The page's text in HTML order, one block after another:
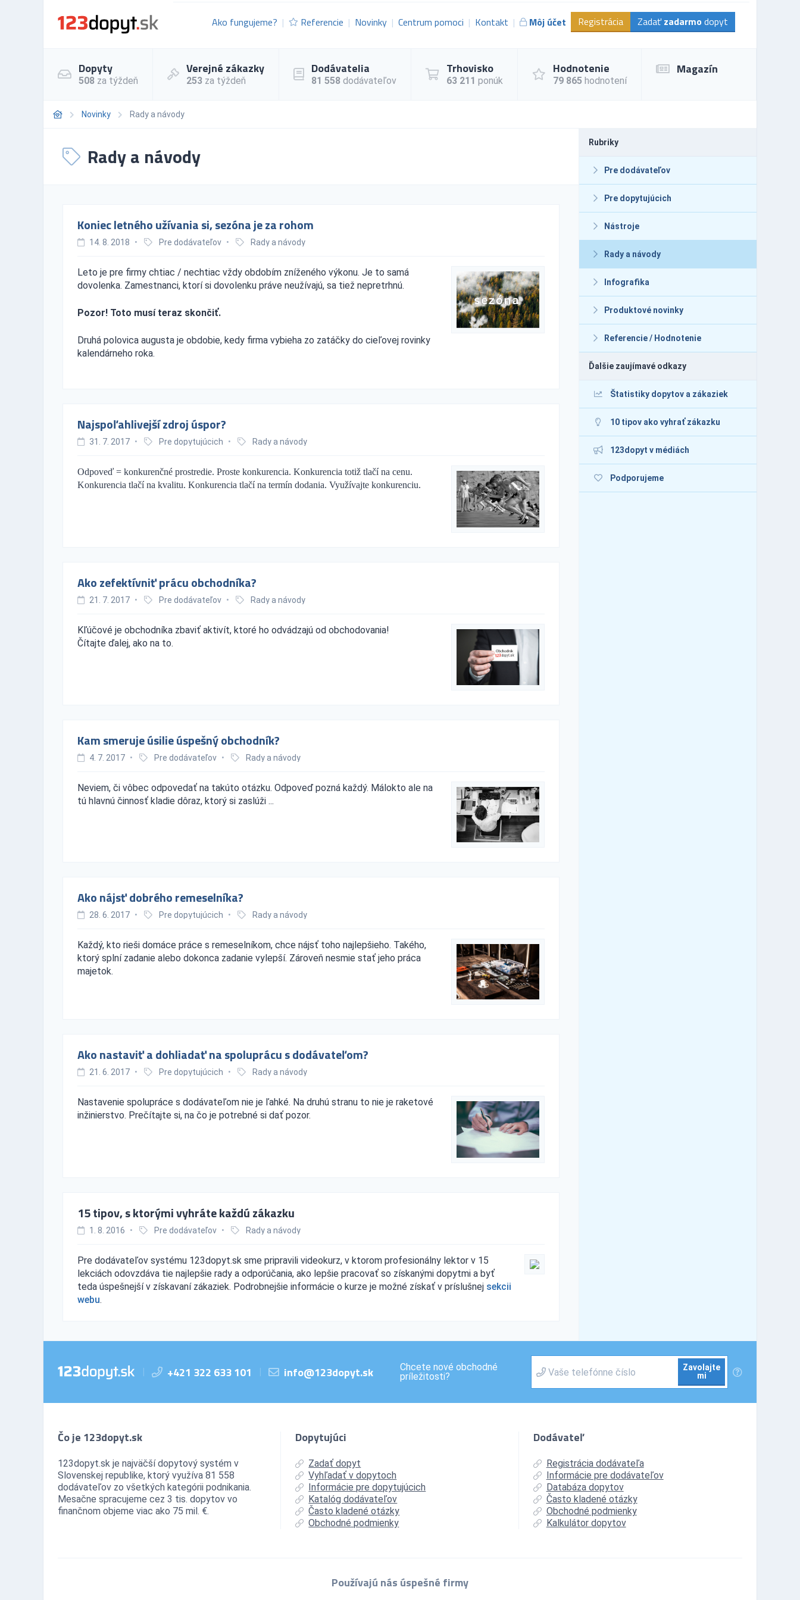
Ako fungujeme? Referencie Novinky Centrum pomoci Kontakt Môj účet Registrácia Zadať zadarmo dopyt
Dopyty
508 za týždeň
Verejné zákazky
253 za týždeň
Dodávatelia
81 558 dodávateľov
Trhovisko
63 211 ponúk
Hodnotenie
79 865 hodnotení
Magazín
Novinky Rady a návody
Rubriky
Pre dodávateľov
Pre dopytujúcich
Nástroje
Rady a návody
Infografika
Produktové novinky
Referencie / Hodnotenie
Ďalšie zaujímavé odkazy
Štatistiky dopytov a zákaziek
10 tipov ako vyhrať zákazku
123dopyt v médiách
Podporujeme
Rady a návody
Koniec letného užívania si, sezóna je za rohom
14. 8. 2018 • Pre dodávateľov • Rady a návody
Leto je pre firmy chtiac / nechtiac vždy obdobím zníženého výkonu. Je to samá
dovolenka. Zamestnanci, ktorí si dovolenku práve neužívajú, sa tiež nepretrhnú.
Pozor! Toto musí teraz skončiť.
Druhá polovica augusta je obdobie, kedy firma vybieha zo zatáčky do cieľovej rovinky
kalendárneho roka.
Najspoľahlivejší zdroj úspor?
31. 7. 2017 • Pre dopytujúcich • Rady a návody
Odpoveď = konkurenčné prostredie. Proste konkurencia. Konkurencia totiž tlačí na cenu.
Konkurencia tlačí na kvalitu. Konkurencia tlačí na termín dodania. Využívajte konkurenciu.
Ako zefektívniť prácu obchodníka?
21. 7. 2017 • Pre dodávateľov • Rady a návody
Kľúčové je obchodníka zbaviť aktivít, ktoré ho odvádzajú od obchodovania!
Čítajte ďalej, ako na to.
Kam smeruje úsilie úspešný obchodník?
4. 7. 2017 • Pre dodávateľov • Rady a návody
Neviem, či vôbec odpovedať na takúto otázku. Odpoveď pozná každý. Málokto ale na
tú hlavnú činnosť kladie dôraz, ktorý si zaslúži ...
Ako nájsť dobrého remeselníka?
28. 6. 2017 • Pre dopytujúcich • Rady a návody
Každý, kto rieši domáce práce s remeselníkom, chce nájsť toho najlepšieho. Takého,
ktorý splní zadanie alebo dokonca zadanie vylepší. Zároveň nesmie stať jeho práca
majetok.
Ako nastaviť a dohliadať na spoluprácu s dodávateľom?
21. 6. 2017 • Pre dopytujúcich • Rady a návody
Nastavenie spolupráce s dodávateľom nie je ľahké. Na druhú stranu to nie je raketové
inžinierstvo. Prečítajte si, na čo je potrebné si dať pozor.
15 tipov, s ktorými vyhráte každú zákazku
1. 8. 2016 • Pre dodávateľov • Rady a návody
Pre dodávateľov systému 123dopyt.sk sme pripravili videokurz, v ktorom profesionálny lektor v 15
lekciách odovzdáva tie najlepšie rady a odporúčania, ako lepšie pracovať so získanými dopytmi a byť
teda úspešnejší v získavaní zákaziek. Podrobnejšie informácie o kurze je možné získať v príslušnej sekcii
webu.
| +421 322 633 101 | info@123dopyt.sk
Chcete nové obchodné
príležitosti?
Zavolajte
mi
Čo je 123dopyt.sk
123dopyt.sk je najväčší dopytový systém v
Slovenskej republike, ktorý využíva 81 558
dodávateľov zo všetkých kategórii podnikania.
Mesačne spracujeme cez 3 tis. dopytov vo
finančnom objeme viac ako 75 mil. €.
Dopytujúci
Zadať dopyt
Vyhľadať v dopytoch
Informácie pre dopytujúcich
Katalóg dodávateľov
Často kladené otázky
Obchodné podmienky
Dodávateľ
Registrácia dodávateľa
Informácie pre dodávateľov
Databáza dopytov
Často kladené otázky
Obchodné podmienky
Kalkulátor dopytov
Používajú nás úspešné firmy